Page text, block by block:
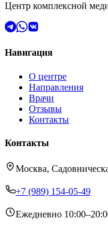
Центр комплексной
Навигация
О центре
Направления
Врачи
Отзывы
Контакты
Контакты
Москва,
+7 (989) 154-05-49
Ежедневно